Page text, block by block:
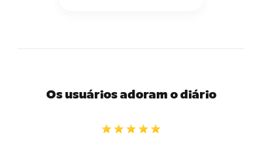
Os usuários adoram o diário